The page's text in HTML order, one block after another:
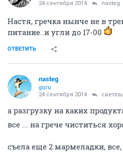
24 сентября 2014 nasteg
Настя, гречка нынче не в
питание..и угли до 17-00
ОТВЕТИТЬ
nasteg
guru
24 сентября 2014
а разгрузку на каких
все ... на грече чиститься
съела еще 2 мармеладки,